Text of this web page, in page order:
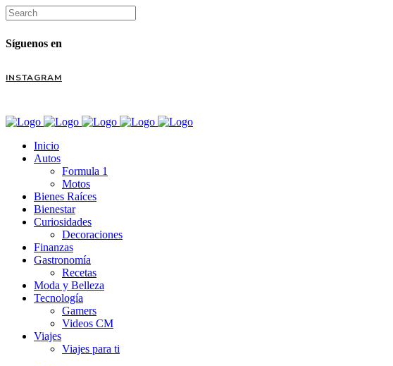
Síguenos en
INSTAGRAM
Inicio
Autos
Formula 1
Motos
Bienes Raíces
Bienestar
Curiosidades
Decoraciones
Finanzas
Gastronomía
Recetas
Moda y Belleza
Tecnología
Gamers
Videos CM
Viajes
Viajes para ti